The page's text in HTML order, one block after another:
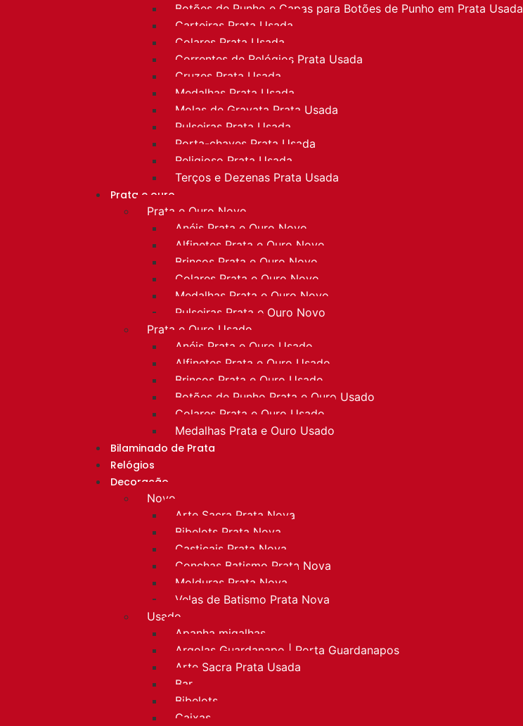
Botões de Punho e Capas para Botões de Punho em Prata Usada
Carteiras Prata Usada
Colares Prata Usada
Correntes de Relógios Prata Usada
Cruzes Prata Usada
Medalhas Prata Usada
Molas de Gravata Prata Usada
Pulseiras Prata Usada
Porta-chaves Prata Usada
Religioso Prata Usada
Terços e Dezenas Prata Usada
Prata e ouro
Prata e Ouro Novo
Anéis Prata e Ouro Novo
Alfinetes Prata e Ouro Novo
Brincos Prata e Ouro Novo
Colares Prata e Ouro Novo
Medalhas Prata e Ouro Novo
Pulseiras Prata e Ouro Novo
Prata e Ouro Usado
Anéis Prata e Ouro Usado
Alfinetes Prata e Ouro Usado
Brincos Prata e Ouro Usado
Botões de Punho Prata e Ouro Usado
Colares Prata e Ouro Usado
Medalhas Prata e Ouro Usado
Bilaminado de Prata
Relógios
Decoração
Novo
Arte Sacra Prata Nova
Bibelots Prata Nova
Castiçais Prata Nova
Conchas Batismo Prata Nova
Molduras Prata Nova
Velas de Batismo Prata Nova
Usado
Apanha migalhas
Argolas Guardanapo | Porta Guardanapos
Arte Sacra Prata Usada
Bar
Bibelots
Caixas